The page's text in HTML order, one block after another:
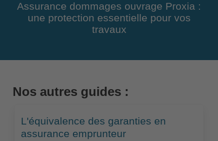
Assurance dommages ouvrage Proxia :
une protection essentielle pour vos
travaux
Nos autres guides :
L'équivalence des garanties en
assurance emprunteur